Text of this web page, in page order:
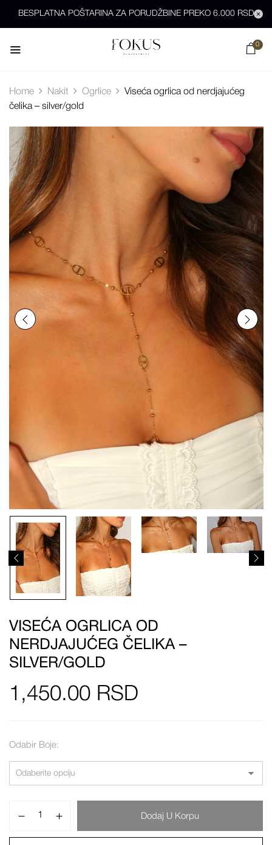
BESPLATNA POŠTARINA ZA PORUDŽBINE PREKO 6.000 RSD
0
Home Nakit Ogrlice
Viseća ogrlica od nerdjajućeg
čelika – silver/gold
VISEĆA OGRLICA OD
NERDJAJUĆEG ČELIKA –
SILVER/GOLD
1,450.00 RSD
Odabir Boje
Dodaj U Korpu